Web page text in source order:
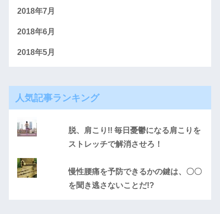
2018年7月
2018年6月
2018年5月
人気記事ランキング
脱、肩こり!! 毎日憂鬱になる肩こりを
ストレッチで解消させろ！
慢性腰痛を予防できるかの鍵は、〇〇
を聞き逃さないことだ!?